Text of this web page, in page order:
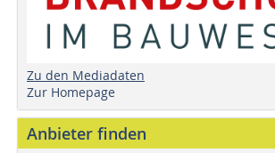
Zu den Mediadaten
Zur Homepage
Anbieter finden